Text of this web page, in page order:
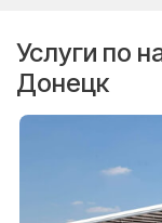
Услуги по
Донецк